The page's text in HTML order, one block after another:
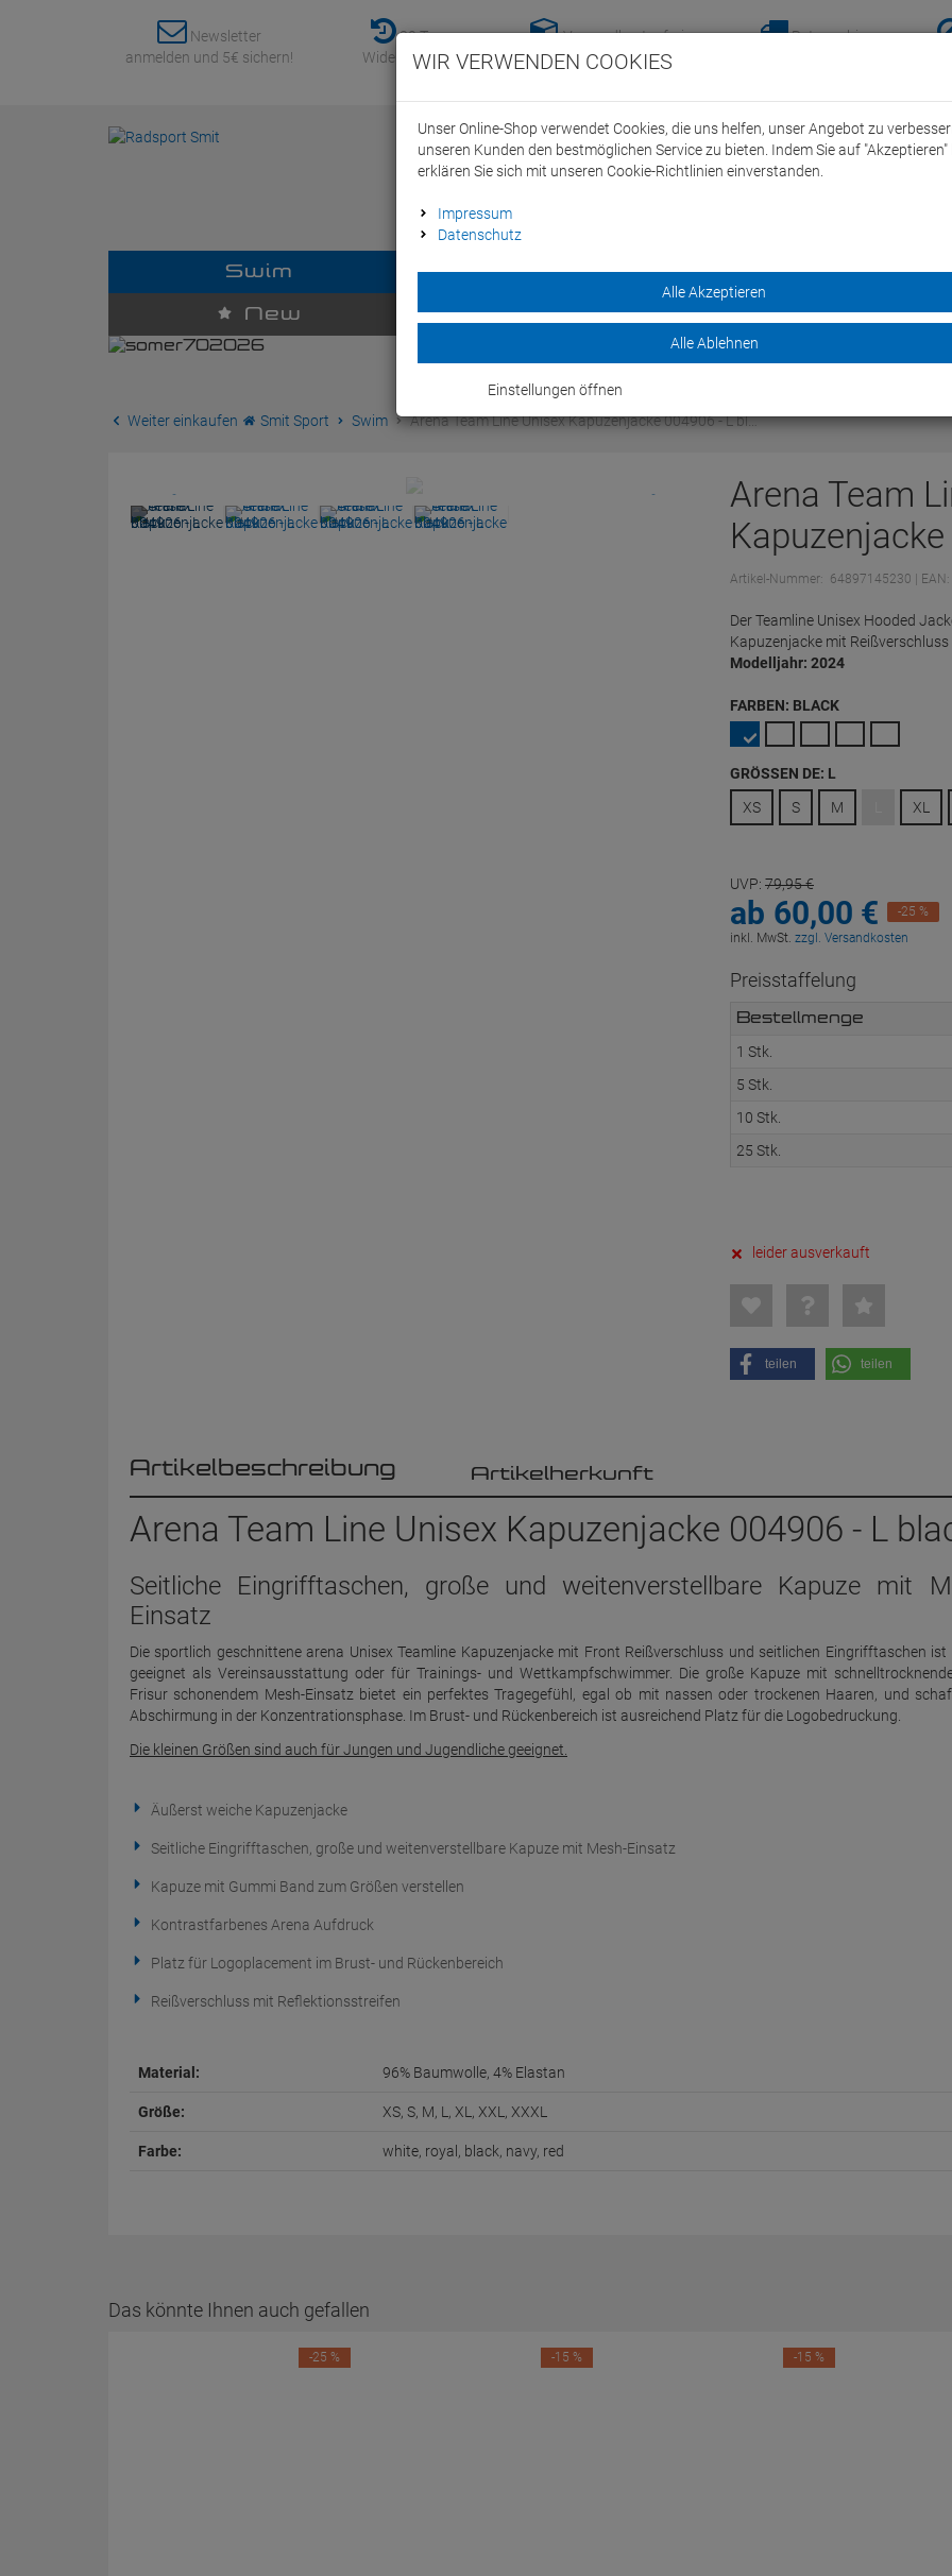
Newsletter
anmelden und 5€ sichern!
30 Tage
Widerrufsrecht
Versandkostenfreie-
Lieferung nach
Retoure hier
Swim Dein Swim Team Bike
New Marken Sale
Weiter einkaufen Smit Sport Swim Arena Team Line Unisex Kapuzenjacke 004906 - L bl…
Arena Team
Artikel-Nummer: 64897145230 |
Der Teamline Unisex Hooded
Kapuzenjacke mit
Modelljahr: 2024
FARBEN: BLACK
GRÖSSEN DE: L
XS
S M XL
UVP: 79,95€
ab 60,00 €
-25 %
inkl. MwSt. zzgl. Versandkosten
Preisstaffelung
Bestellmenge
1 Stk.
5 Stk.
10 Stk.
25 Stk.
leider ausverkauft
teilen teilen
Artikelbeschreibung Artikelherkunft
Arena Team Line Unisex Kapuzenjacke 004906 - L
Seitliche Eingrifftaschen, große und weitenverstellbare Kapuze mit
Einsatz
Die sportlich geschnittene arena Unisex Teamline Kapuzenjacke mit Front Reißverschluss und seitlichen Eingrifftaschen ist
geeignet als Vereinsausstattung oder für Trainings- und Wettkampfschwimmer. Die große Kapuze mit
Frisur schonendem Mesh-Einsatz bietet ein perfektes Tragegefühl, egal ob mit nassen oder trockenen Haaren, und
Abschirmung in der Konzentrationsphase. Im Brust- und Rückenbereich ist ausreichend Platz für die Logobedruckung.
Die kleinen Größen sind auch für Jungen und Jugendliche geeignet.
Äußerst weiche Kapuzenjacke
Seitliche Eingrifftaschen, große und weitenverstellbare Kapuze mit Mesh-Einsatz
Kapuze mit Gummi Band zum Größen verstellen
Kontrastfarbenes Arena Aufdruck
Platz für Logoplacement im Brust- und Rückenbereich
Reißverschluss mit Reflektionsstreifen
Material: 96% Baumwolle, 4% Elastan
Größe: XS, S, M, L, XL, XXL, XXXL
Farbe: white, royal, black, navy, red
Das könnte Ihnen auch gefallen
-25 % -15 % -15 %
WIR VERWENDEN COOKIES
Unser Online-Shop verwendet Cookies, die uns helfen, unser Angebot zu
unseren Kunden den bestmöglichen Service zu bieten. Indem Sie auf "Akzeptieren"
erklären Sie sich mit unseren Cookie-Richtlinien einverstanden.
Impressum
Datenschutz
Alle Akzeptieren
Alle Ablehnen
Einstellungen öffnen